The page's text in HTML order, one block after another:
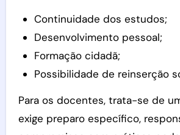
Continuidade dos estudos;
Desenvolvimento pessoal;
Formação cidadã;
Possibilidade de reinserção
Para os docentes, trata-se de
exige preparo específico,